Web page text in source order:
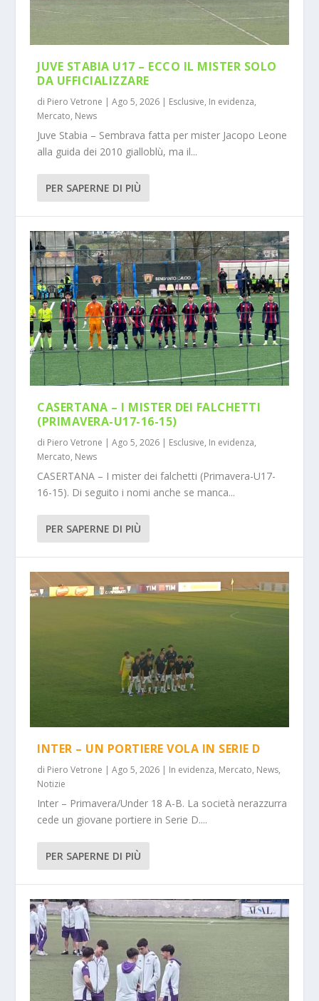
JUVE STABIA U17 – ECCO IL MISTER SOLO
DA UFFICIALIZZARE
di Piero Vetrone |Ago 5, 2026 | Esclusive, In evidenza,
Mercato, News
Juve Stabia – Sembrava fatta per mister Jacopo Leone
alla guida dei 2010 gialloblù, ma il...
PER SAPERNE DI PIÙ
CASERTANA – I MISTER DEI FALCHETTI
(PRIMAVERA-U17-16-15)
di Piero Vetrone |Ago 5, 2026 | Esclusive, In evidenza,
Mercato, News
CASERTANA – I mister dei falchetti (Primavera-U17-
16-15). Di seguito i nomi anche se manca...
PER SAPERNE DI PIÙ
INTER – UN PORTIERE VOLA IN SERIE D
di Piero Vetrone |Ago 5, 2026 | In evidenza, Mercato, News,
Notizie
Inter – Primavera/Under 18 A-B. La società nerazzurra
cede un giovane portiere in Serie D....
PER SAPERNE DI PIÙ